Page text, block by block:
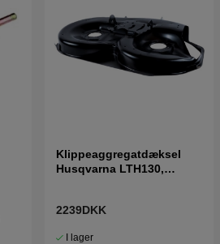
Klippeaggregatdæksel
Husqvarna LTH130,
2239DKK
I lager